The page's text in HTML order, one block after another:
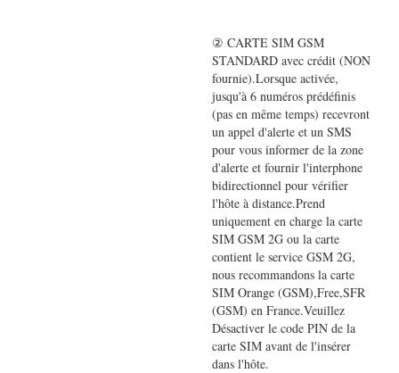
② CARTE SIM GSM
STANDARD avec crédit (NON
fournie).Lorsque activée,
jusqu'à 6 numéros prédéfinis
(pas en même temps) recevront
un appel d'alerte et un SMS
pour vous informer de la zone
d'alerte et fournir l'interphone
bidirectionnel pour vérifier
l'hôte à distance.Prend
uniquement en charge la carte
SIM GSM 2G ou la carte
contient le service GSM 2G,
nous recommandons la carte
SIM Orange (GSM),Free,SFR
(GSM) en France.Veuillez
Désactiver le code PIN de la
carte SIM avant de l'insérer
dans l'hôte.